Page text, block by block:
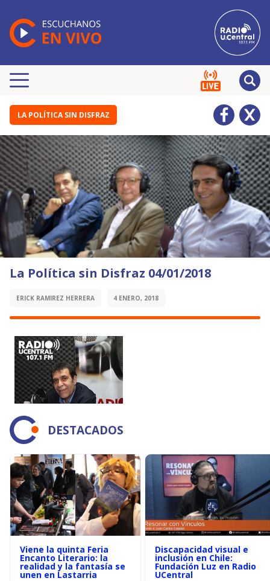
LA POLÍTICA SIN DISFRAZ
La Política sin Disfraz 04/01/2018
ERICK RAMIREZ HERRERA 4 ENERO, 2018
DESTACADOS
Viene la quinta Feria
Encanto Literario: la
realidad y la fantasía se
unen en Lastarria
Discapacidad visual e
inclusión en Chile:
Fundación Luz en Radio
UCentral